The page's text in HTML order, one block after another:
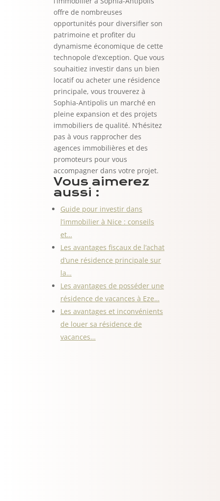
offre de nombreuses
opportunités pour diversifier son
patrimoine et profiter du
dynamisme économique de cette
technopole d’exception. Que vous
souhaitiez investir dans un bien
locatif ou acheter une résidence
principale, vous trouverez à
Sophia-Antipolis un marché en
pleine expansion et des projets
immobiliers de qualité. N’hésitez
pas à vous rapprocher des
agences immobilières et des
promoteurs pour vous
accompagner dans votre projet.
Vous aimerez
aussi :
Guide pour investir dans
l’immobilier à Nice : conseils
et…
Les avantages fiscaux de l’achat
d’une résidence principale sur
la…
Les avantages de posséder une
résidence de vacances à Eze…
Les avantages et inconvénients
de louer sa résidence de
vacances…